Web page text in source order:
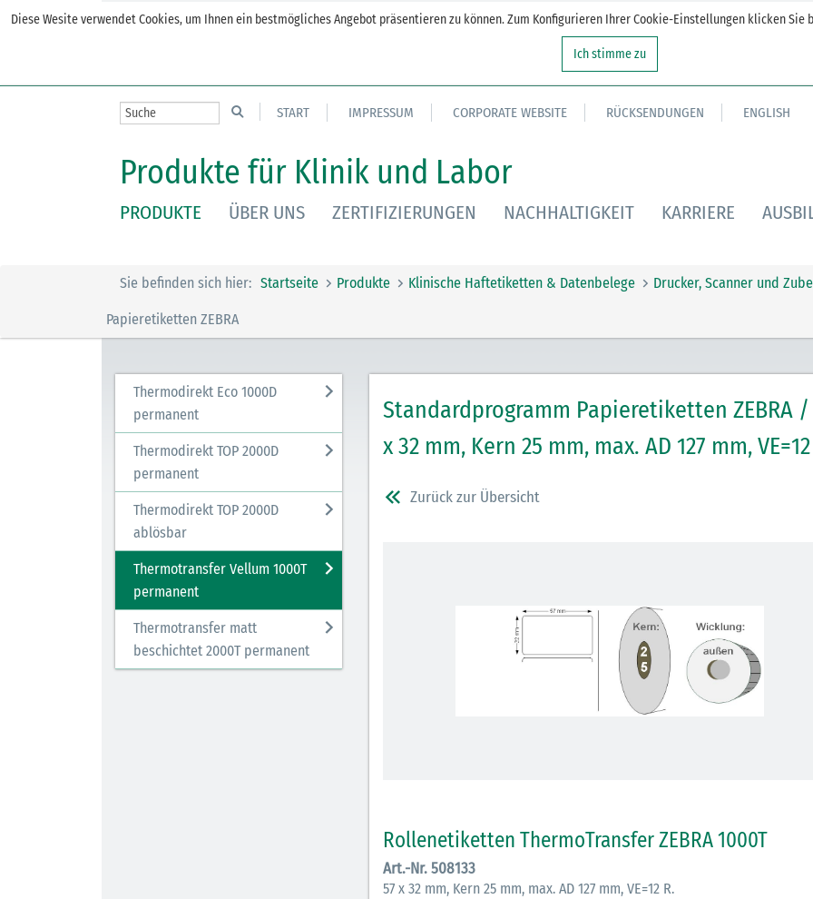
Diese Wesite verwendet Cookies, um Ihnen ein bestmögliches Angebot präsentieren zu können. Zum Konfigurieren Ihrer Cookie-Einstellungen klicken Sie
Ich stimme zu
START IMPRESSUM CORPORATE WEBSITE RÜCKSENDUNGEN ENGLISH
Produkte für Klinik und Labor
PRODUKTE ÜBER UNS ZERTIFIZIERUNGEN NACHHALTIGKEIT KARRIERE
Sie befinden sich hier: Startseite Produkte Klinische Haftetiketten & Datenbelege Drucker, Scanner und
Papieretiketten ZEBRA
Thermodirekt Eco 1000D
permanent
Thermodirekt TOP 2000D
permanent
Thermodirekt TOP 2000D
ablösbar
Thermotransfer Vellum 1000T
permanent
Thermotransfer matt
beschichtet 2000T permanent
Standardprogramm Papieretiketten ZEBRA /
x 32 mm, Kern 25 mm, max. AD 127 mm,
Zurück zur Übersicht
Rollenetiketten ThermoTransfer ZEBRA 1000T
Art.-Nr. 508133
57 x 32 mm, Kern 25 mm, max. AD 127 mm, VE=12 R.